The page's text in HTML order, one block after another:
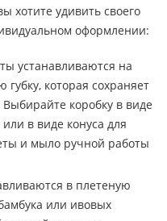
хотите удивить своего
оформлении:
устанавливаются на
которая сохраняет
коробку в виде
в виде конуса для
и мыло ручной работы
в плетеную
или ивовых